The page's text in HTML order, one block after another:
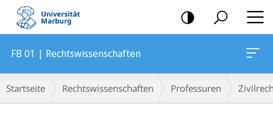
Mobile-
Navigation
FB 01 | Rechtswissenschaften
Breadcrumb-
Navigation
Startseite Rechtswissenschaften Professuren